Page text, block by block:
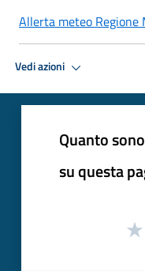
Allerta meteo Regione
Vedi azioni
Quanto
su questa